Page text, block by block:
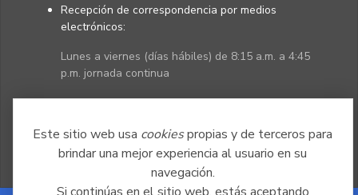
Este sitio web usa cookiespropias y de terceros para
brindar una mejor experiencia al usuario en su
navegación.
Recepción de correspondencia por medios
electrónicos:
Lunes a viernes (días hábiles) de 8:15 a.m. a 4:45
p.m. jornada continua